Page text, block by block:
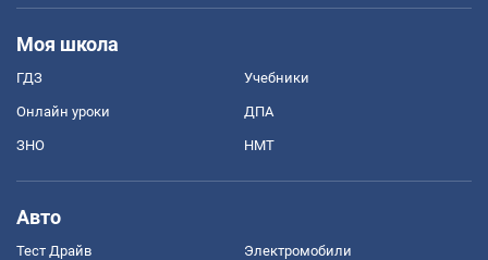
Моя школа
ГДЗ Учебники
Онлайн уроки ДПА
ЗНО НМТ
Авто
Тест Драйв Электромобили